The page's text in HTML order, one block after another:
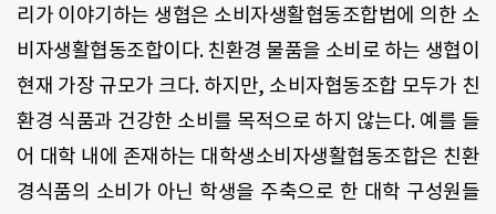
리가 이야기하는 생협은 소비자생활협동조합법에 의한 소
비자생활협동조합이다. 친환경 물품을 소비로 하는 생협이
현재 가장 규모가 크다. 하지만, 소비자협동조합 모두가 친
환경 식품과 건강한 소비를 목적으로 하지 않는다. 예를 들
어 대학 내에 존재하는 대학생소비자생활협동조합은 친환
경식품의 소비가 아닌 학생을 주축으로 한 대학 구성원들